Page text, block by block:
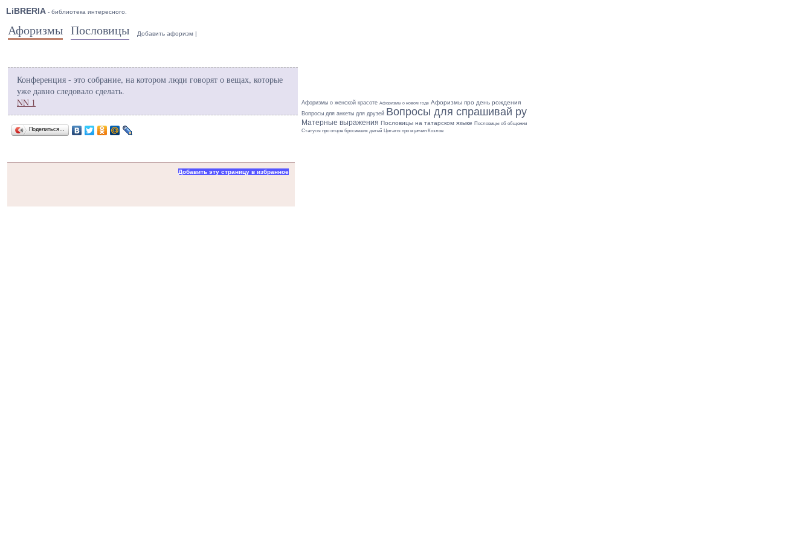
LiBRERIA - библиотека интересного.
Афоризмы Пословицы Добавить афоризм |
Конференция - это собрание, на котором люди говорят о вещах, которые
уже давно следовало сделать.
NN 1
Поделиться…
Афоризмы о женской красоте Афоризмы о новом годе Афоризмы про день рождения
Вопросы для анкеты для друзей Вопросы для спрашивай ру
Матерные выражения Пословицы на татарском языке Пословицы об общении
Статусы про отцов бросивших детей Цитаты про мужчин Козлов
Добавить эту страницу в избранное